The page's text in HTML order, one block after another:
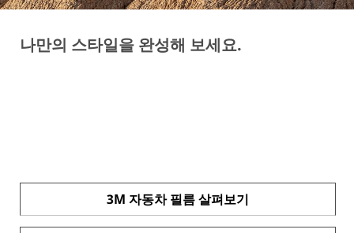
나만의 스타일을 완성해 보세요.
3M 자동차 필름 살펴보기